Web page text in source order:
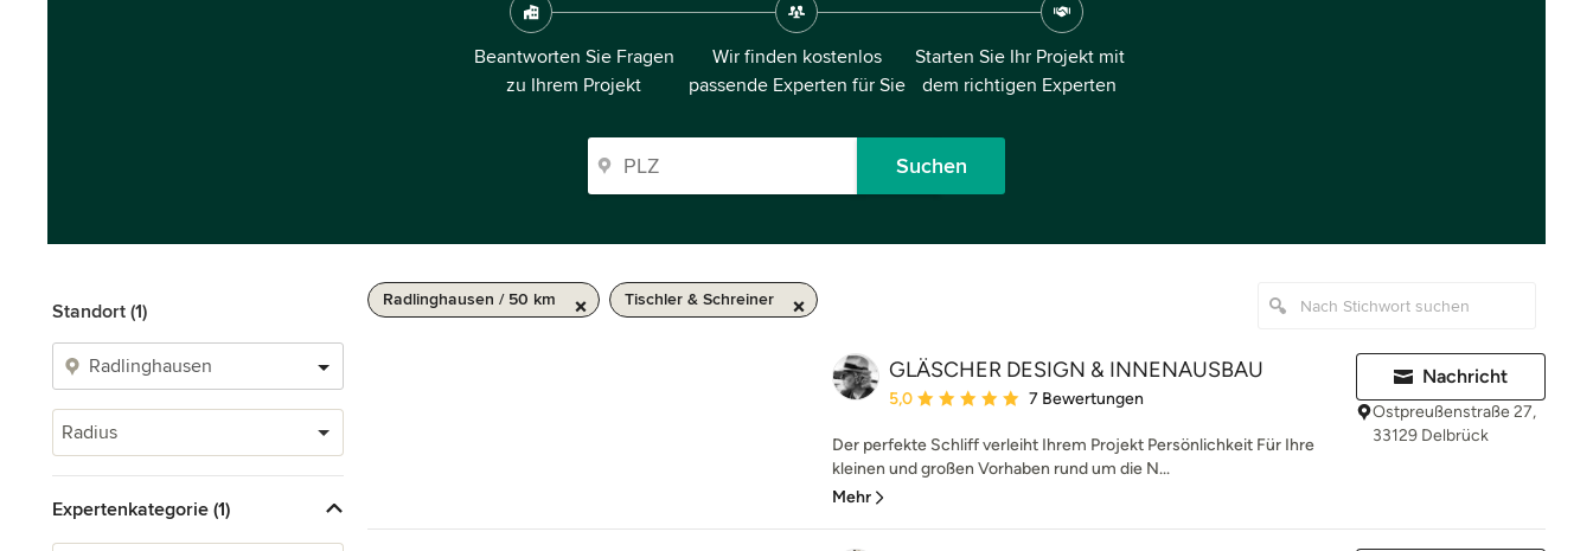
Beantworten Sie Fragen
zu Ihrem Projekt
Wir finden kostenlos
passende Experten für Sie
Starten Sie Ihr Projekt mit
dem richtigen Experten
Suchen
Standort (1)
Radius
Expertenkategorie (1)
Radlinghausen / 50 km Tischler & Schreiner
GLÄSCHER DESIGN & INNENAUSBAU
Durchschnittliche Bewertung: 5 von 5 Sternen
5,0 7 Bewertungen
Der perfekte Schliff verleiht Ihrem Projekt Persönlichkeit Für Ihre
kleinen und großen Vorhaben rund um die N...
Mehr
Nachricht
Ostpreußenstraße 27,
33129 Delbrück